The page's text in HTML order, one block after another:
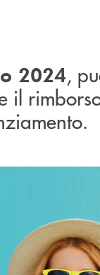
2024,
il